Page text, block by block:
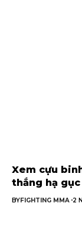
Xem cựu
thắng hạ
BYFIGHTING MMA 2